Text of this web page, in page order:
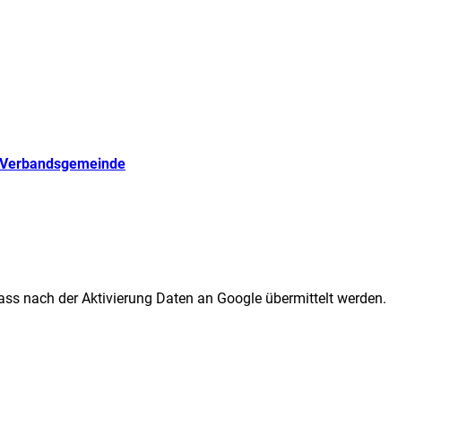
Verbandsgemeinde
nach der Aktivierung Daten an Google übermittelt werden.